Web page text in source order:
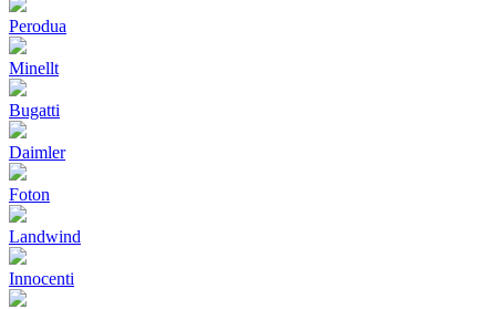
Perodua
Minellt
Bugatti
Daimler
Foton
Landwind
Innocenti